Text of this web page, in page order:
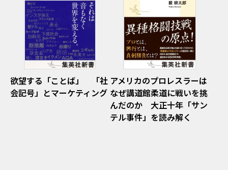
欲望する「ことば」 「社
会記号」とマーケティング
アメリカのプロレスラーは
なぜ講道館柔道に戦いを挑
んだのか 大正十年「サン
テル事件」を読み解く